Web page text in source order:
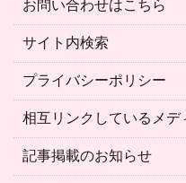
お問い合わせはこちら
サイト内検索
プライバシーポリシー
相互リンクしているメデ
記事掲載のお知らせ